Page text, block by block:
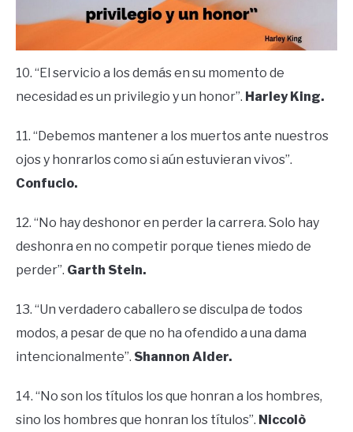
10. “El servicio a los demás en su momento de
necesidad es un privilegio y un honor”. Harley King.
11. “Debemos mantener a los muertos ante nuestros
ojos y honrarlos como si aún estuvieran vivos”.
Confucio.
12. “No hay deshonor en perder la carrera. Solo hay
deshonra en no competir porque tienes miedo de
perder”. Garth Stein.
13. “Un verdadero caballero se disculpa de todos
modos, a pesar de que no ha ofendido a una dama
intencionalmente”. Shannon Alder.
14. “No son los títulos los que honran a los hombres,
sino los hombres que honran los títulos”. Niccolò